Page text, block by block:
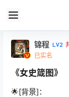
锦程 LV2
已实名
《女史箴图》
🌟[背景]：